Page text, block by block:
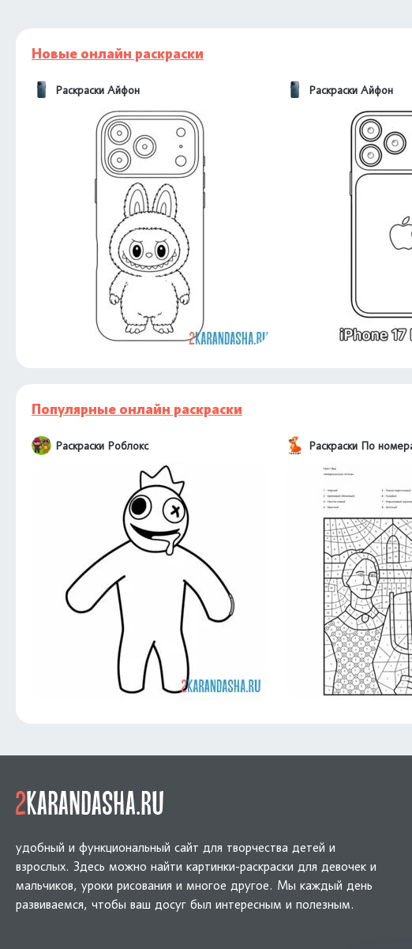
Новые онлайн раскраски
Раскраски Айфон Раскраски Айфон
Популярные онлайн раскраски
Раскраски Роблокс Раскраски По
удобный и функциональный сайт для творчества детей и
взрослых. Здесь можно найти картинки-раскраски для девочек и
мальчиков, уроки рисования и многое другое. Мы каждый день
развиваемся, чтобы ваш досуг был интересным и полезным.